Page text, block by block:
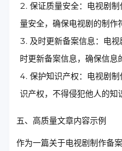
保证质量安全：电视剧
量安全，确保电视剧的制作
及时更新备案信息：电
时更新备案信息，确保信息
保护知识产权：电视剧
识产权，不得侵犯他人的知
五、高质量文章内容示例
作为一篇关于电视剧制作备